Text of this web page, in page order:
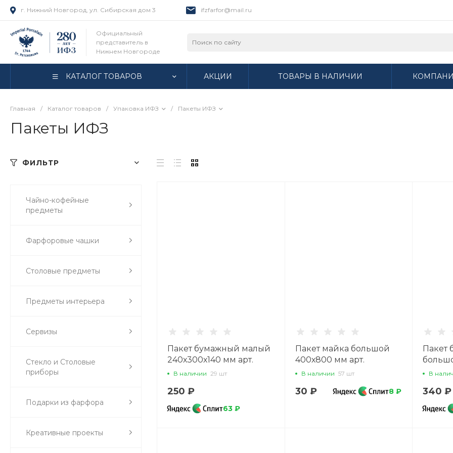
г. Нижний Новгород, ул. Сибирская дом 3 ifzfarfor@mail.ru
Официальный
представитель в
Нижнем Новгороде
КАТАЛОГ ТОВАРОВ АКЦИИ ТОВАРЫ В НАЛИЧИИ
Главная / Каталог товаров / Упаковка ИФЗ / Пакеты ИФЗ
Пакеты ИФЗ
ФИЛЬТР
Чайно-кофейные
предметы
Фарфоровые чашки
Столовые предметы
Предметы интерьера
Сервизы
Стекло и Столовые
приборы
Подарки из фарфора
Креативные проекты
Пакет бумажный малый
240х300х140 мм арт.
14.00138.05
В наличии 29 шт
250 ₽
63 ₽
Пакет майка большой
400х800 мм арт.
14.20010.01
В наличии 57 шт
30 ₽ 8 ₽
Пакет
мм арт.
В
340 ₽